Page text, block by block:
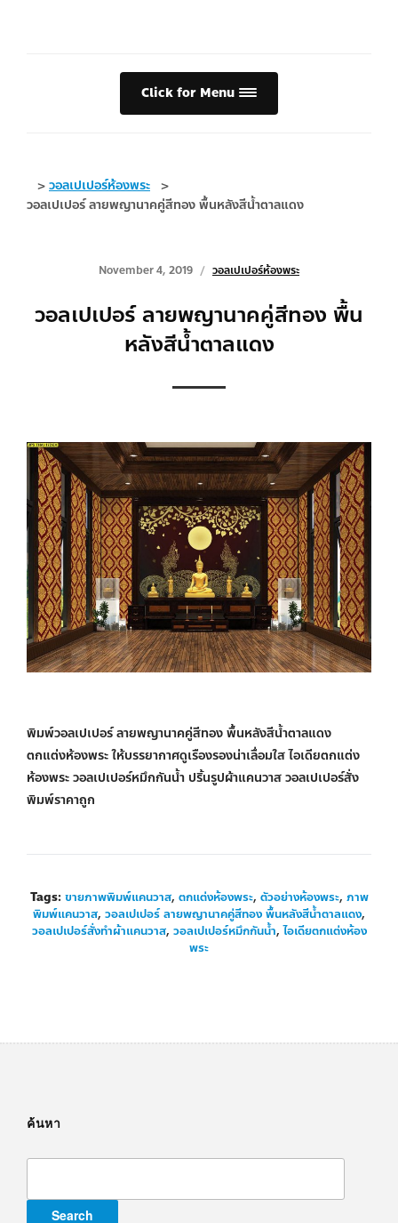
Click for Menu
>วอลเปเปอร์ห้องพระ >
วอลเปเปอร์ ลายพญานาคคู่สีทอง พื้นหลังสีน้ำตาลแดง
November 4, 2019 วอลเปเปอร์ห้องพระ
วอลเปเปอร์ ลายพญานาคคู่สีทอง พื้น
หลังสีน้ำตาลแดง
พิมพ์วอลเปเปอร์ ลายพญานาคคู่สีทอง พื้นหลังสีน้ำตาลแดง
ตกแต่งห้องพระ ให้บรรยากาศดูเรืองรองน่าเลื่อมใส ไอเดียตกแต่ง
ห้องพระ วอลเปเปอร์หมึกกันน้ำ ปริ้นรูปผ้าแคนวาส วอลเปเปอร์สั่ง
พิมพ์ราคาถูก
Tags: ขายภาพพิมพ์แคนวาส, ตกแต่งห้องพระ, ตัวอย่างห้องพระ, ภาพ
พิมพ์แคนวาส, วอลเปเปอร์ ลายพญานาคคู่สีทอง พื้นหลังสีน้ำตาลแดง,
วอลเปเปอร์สั่งทำผ้าแคนวาส, วอลเปเปอร์หมึกกันน้ำ,ไอเดียตกแต่งห้อง
พระ
ค้นหา